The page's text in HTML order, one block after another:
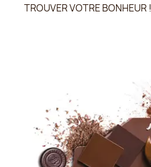
TROUVER VOTRE BONHEUR !